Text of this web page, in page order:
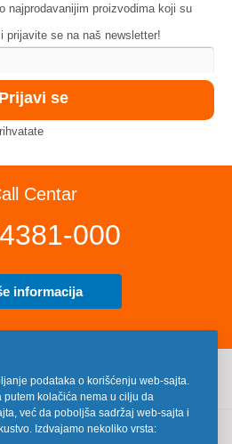
najprodavanijim proizvodima koji su
prijavite se na naš newsletter!
Centar
000
informacija
podataka o korišćenju web-sajta.
kolačića nema u cilju da
već da poboljša sadržaj web-sajta i
Izdvajamo nekoliko vrsta: